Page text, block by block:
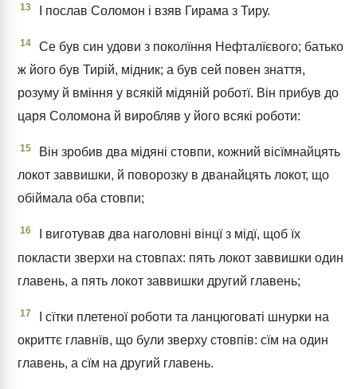
13 І послав Соломон і взяв Гирама з Тиру.
14
Се був син удови з поколїння Нефталїєвого; батько
ж його був Тирій, мідник; а був сей повен знаття,
розуму й вміння у всякій мідяній роботї. Він прибув до
царя Соломона й виробляв у його всякі роботи:
15
Він зробив два мідяні стовпи, кожний вісїмнайцять
локот заввишки, й поворозку в дванайцять локот, що
обіймала оба стовпи;
16
І виготував два наголовні вінцї з мідї, щоб їх
покласти зверхи на стовпах: пять локот заввишки один
главень, а пять локот заввишки другий главень;
17
І сїтки плетеної роботи та ланцюговаті шнурки на
окриттє главнїв, що були зверху стовпів: сїм на один
главень, а сїм на другий главень.